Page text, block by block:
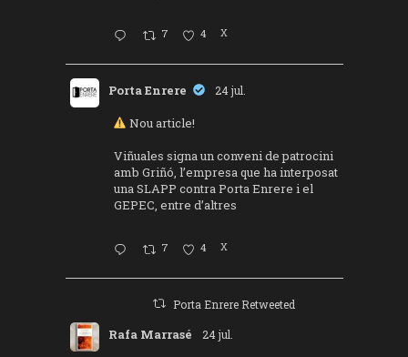
7 4 X
Porta Enrere 24 jul.
Nou article!
Viñuales signa un conveni de patrocini
amb Griñó, l’empresa que ha interposat
una SLAPP contra Porta Enrere i el
GEPEC, entre d’altres
7 4 X
Porta Enrere Retweeted
Rafa Marrasé 24 jul.